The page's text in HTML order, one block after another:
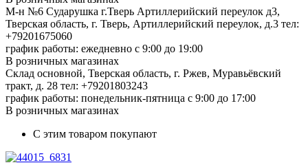
М-н №6 Сударушка г.Тверь Артиллерийский переулок д3,
Тверская область, г. Тверь, Артиллерийский переулок, д.3 тел:
+79201675060
график работы: ежедневно с 9:00 до 19:00
В розничных магазинах
Склад основной, Тверская область, г. Ржев, Муравьёвский
тракт, д. 28 тел: +79201803243
график работы: понедельник-пятница с 9:00 до 17:00
В розничных магазинах
С этим товаром покупают